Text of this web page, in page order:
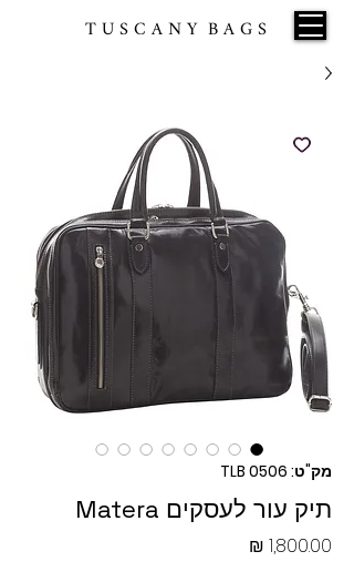
T U S C A N Y B A G S
מק"ט: TLB 0506
תיק עור לעסקים Matera